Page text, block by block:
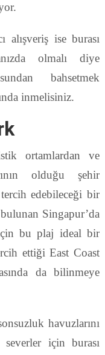
alışveriş ise burası
olmalı diye
bahsetmek
inmelisiniz.
ortamlardan ve
olduğu şehir
edebileceği bir
bulunan Singapur’da
bu plaj ideal bir
ettiği East Coast
da bilinmeye
havuzlarını
için burası